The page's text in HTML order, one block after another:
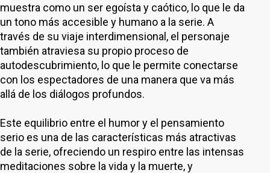
muestra como un ser egoísta y caótico, lo que le da
un tono más accesible y humano a la serie. A
través de su viaje interdimensional, el personaje
también atraviesa su propio proceso de
autodescubrimiento, lo que le permite conectarse
con los espectadores de una manera que va más
allá de los diálogos profundos.
Este equilibrio entre el humor y el pensamiento
serio es una de las características más atractivas
de la serie, ofreciendo un respiro entre las intensas
meditaciones sobre la vida y la muerte, y